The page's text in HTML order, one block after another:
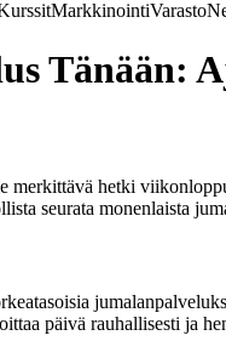
MarkkinointiVarasto
Tänään:
merkittävä hetki
seurata monenlaista
päivä rauhallisesti ja